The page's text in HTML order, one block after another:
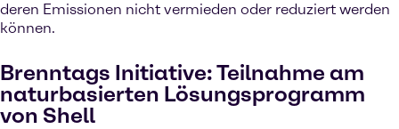
deren Emissionen nicht vermieden oder reduziert werden
können.
Brenntags Initiative: Teilnahme am
naturbasierten Lösungsprogramm
von Shell